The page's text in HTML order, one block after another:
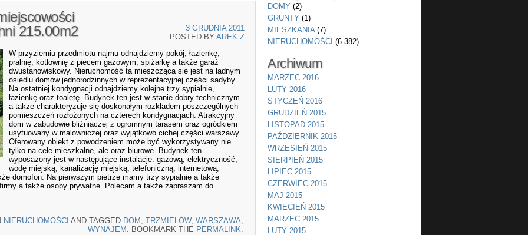
215.00m2
3 GRUDNIA 2011
POSTED BY AREK.Z
W przyziemiu przedmiotu najmu odnajdziemy pokój, łazienkę,
pralnię, kotłownię z piecem gazowym, spiżarkę a także garaż
dwustanowiskowy. Nieruchomość ta mieszcząca się jest na ładnym
osiedlu domów jednorodzinnych w reprezentacyjnej części sadyby.
Na ostatniej kondygnacji odnajdziemy kolejne trzy sypialnie,
łazienkę oraz toaletę. Budynek ten jest w stanie dobry technicznym
a także charakteryzuje się doskonałym rozkładem poszczególnych
pomieszczeń rozłożonych na czterech kondygnacjach. Atrakcyjny
dom w zabudowie bliźniaczej z ogromnym tarasem oraz ogródkiem
usytuowany w malowniczej oraz wyjątkowo cichej części warszawy.
Oferowany obiekt z powodzeniem może być wykorzystywany nie
tylko na cele mieszkalne, ale oraz biurowe. Budynek ten
wyposażony jest w następujące instalacje: gazową, elektryczność,
wodę miejską, kanalizację miejską, telefoniczną, internetową,
domofon. Na pierwszym piętrze mamy trzy sypialnie a także
a także osoby prywatne. Polecam a także zapraszam do
NIERUCHOMOŚCI AND TAGGED DOM TRZMIELÓW, WARSZAWA
WYNAJEM
. BOOKMARK THE PERMALINK
DOMY (2)
GRUNTY (1)
MIESZKANIA(7)
NIERUCHOMOŚCI (6 382)
Archiwum
MARZEC 2016
LUTY 2016
STYCZEŃ 2016
GRUDZIEŃ 2015
LISTOPAD 2015
PAŹDZIERNIK 2015
WRZESIEŃ 2015
SIERPIEŃ 2015
LIPIEC 2015
CZERWIEC 2015
MAJ 2015
KWIECIEŃ 2015
MARZEC 2015
LUTY 2015